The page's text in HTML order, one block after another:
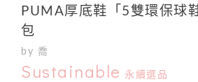
PUMA厚底鞋「5雙環保球
包
by 喬
Sustainable 永續選品